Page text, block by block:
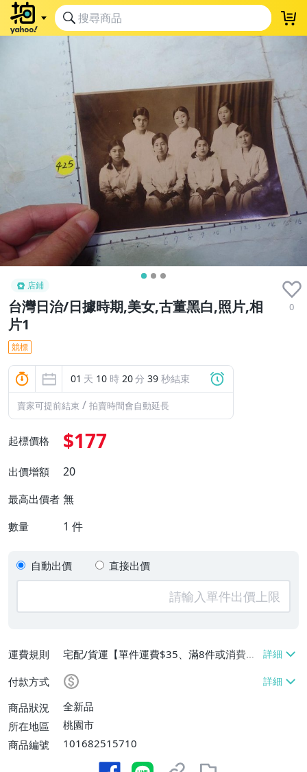
店鋪
台灣日治/日據時期,美女,古董黑白,照片,相
片1
0
競標
01 天 10 時 20分 39 秒結束
賣家可提前結束 / 拍賣時間會自動延長
起標價格 $177
出價增額 20
最高出價者 無
數量 1 件
自動出價 直接出價
運費規則
宅配/貨運【單件運費$35、滿8件或消費滿
$3500免運費】、郵局掛號【單件運費$3
5、滿8件或消費滿$3000免運費】
付款方式
商品狀況
全新品
所在地區
桃園市
商品編號
101682515710